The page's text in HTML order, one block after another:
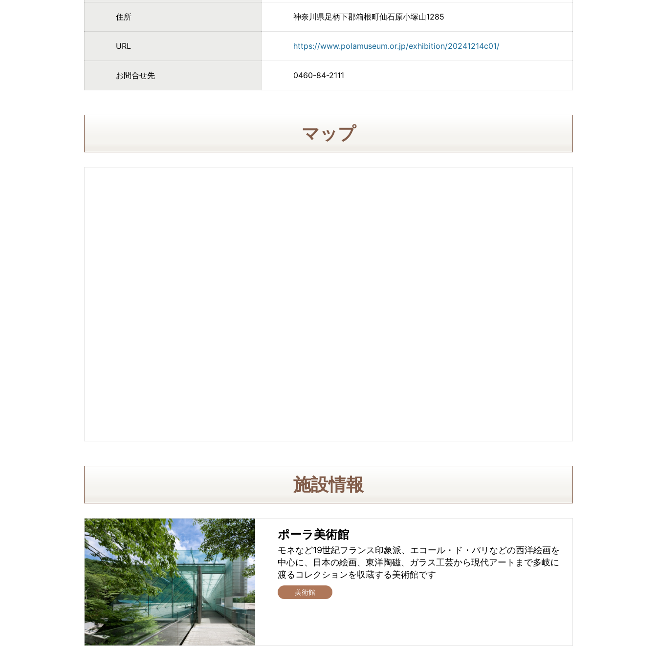
住所 神奈川県足柄下郡箱根町仙石原小塚山1285
URL https://www.polamuseum.or.jp/exhibition/20241214c01/
お問合せ先 0460-84-2111
マップ
施設情報
ポーラ美術館
モネなど19世紀フランス印象派、エコール・ド・パリなどの西洋絵画を
中心に、日本の絵画、東洋陶磁、ガラス工芸から現代アートまで多岐に
渡るコレクションを収蔵する美術館です
美術館